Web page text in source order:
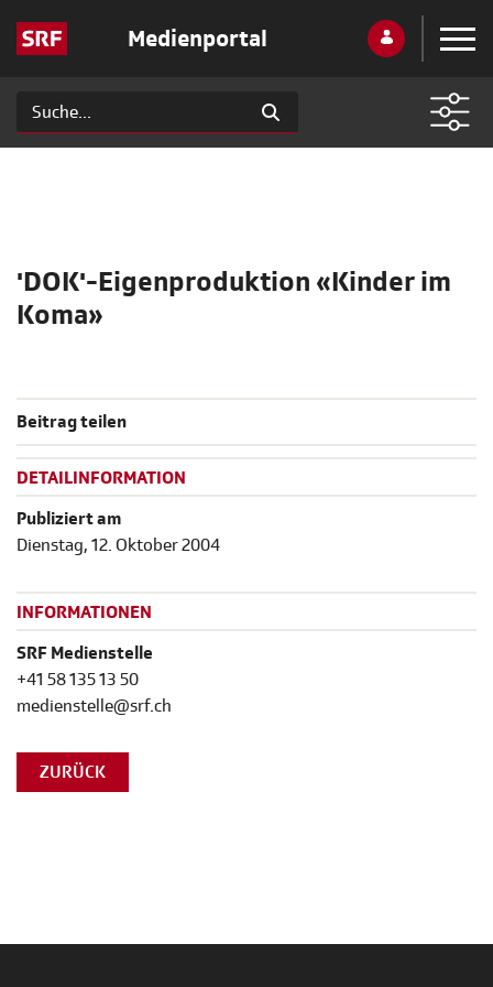
Medienportal
'DOK'-Eigenproduktion «Kinder im
Koma»
Beitrag teilen
DETAILINFORMATION
Publiziert am
Dienstag, 12. Oktober 2004
INFORMATIONEN
SRF Medienstelle
+41 58 135 13 50
medienstelle@srf.ch
ZURÜCK